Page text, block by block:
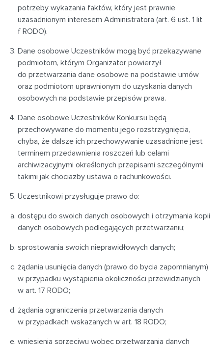
potrzeby wykazania faktów, który jest prawnie
uzasadnionym interesem Administratora (art. 6 ust. 1 lit
f RODO).
Dane osobowe Uczestników mogą być przekazywane
podmiotom, którym Organizator powierzył
do przetwarzania dane osobowe na podstawie umów
oraz podmiotom uprawnionym do uzyskania danych
osobowych na podstawie przepisów prawa.
Dane osobowe Uczestników Konkursu będą
przechowywane do momentu jego rozstrzygnięcia,
chyba, że dalsze ich przechowywanie uzasadnione jest
terminem przedawnienia roszczeń lub celami
archiwizacyjnymi określonych przepisami szczególnymi
takimi jak chociażby ustawa o rachunkowości.
Uczestnikowi przysługuje prawo do:
dostępu do swoich danych osobowych i otrzymania kopii
danych osobowych podlegających przetwarzaniu;
sprostowania swoich nieprawidłowych danych;
żądania usunięcia danych (prawo do bycia zapomnianym)
w przypadku wystąpienia okoliczności przewidzianych
w art. 17 RODO;
żądania ograniczenia przetwarzania danych
w przypadkach wskazanych w art. 18 RODO;
wniesienia sprzeciwu wobec przetwarzania danych